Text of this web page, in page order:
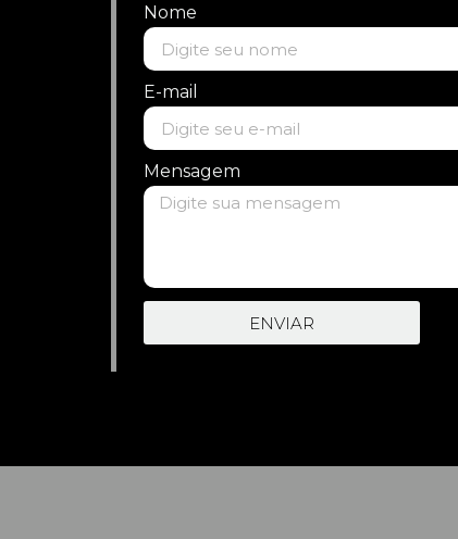
Nome
E-mail
Mensagem
ENVIAR